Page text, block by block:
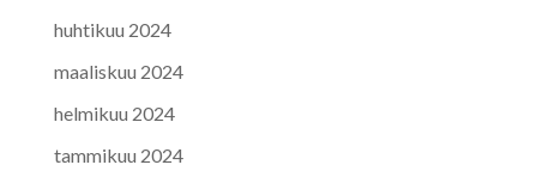
huhtikuu 2024
maaliskuu 2024
helmikuu 2024
tammikuu 2024